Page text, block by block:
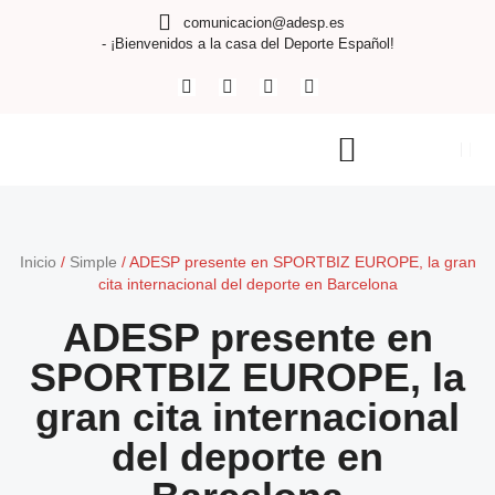
comunicacion@adesp.es
- ¡Bienvenidos a la casa del Deporte Español!
Inicio / Simple / ADESP presente en SPORTBIZ EUROPE, la gran
cita internacional del deporte en Barcelona
ADESP presente en
SPORTBIZ EUROPE, la
gran cita internacional
del deporte en